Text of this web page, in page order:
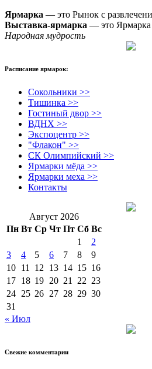
Ярмарка — это Рынок с
Выставка-ярмарка — это Ярмарка
Народная мудрость
Расписание ярмарок:
Сокольники >>
Тишинка >>
Гостиный двор >>
ВДНХ >>
Экспоцентр >>
"Флакон" >>
СК Олимпийский >>
Ярмарки мёда >>
Ярмарки меха >>
Контакты
Август 2026
Пн Вт Ср Чт Пт Сб Вс
1
2
3
4 5 6 7 8
9
10 11 12 13 14 15 16
17 18 19 20 21 22 23
24 25 26 27 28 29 30
31
« Июл
Свежие комментарии